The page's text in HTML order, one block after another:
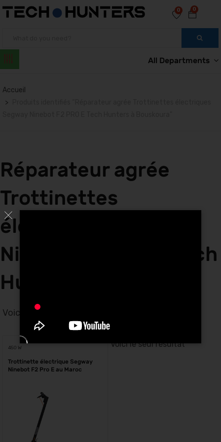
0
0
All Departments
Accueil
Réparateur agrée
Trottinettes
électriques Segway
Ninebot F2 PRO E Tech
Hunters à Bouskoura
Voici le seul résultat
450 W
Trottinette électrique Segway
Ninebot F2 Pro E au Maroc
Voici le seul résultat